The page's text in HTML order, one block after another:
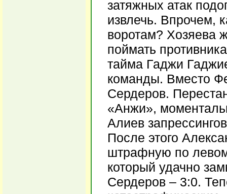
затяжных атак
извлечь. Впрочем,
воротам? Хозяева
поймать
тайма Гаджи
команды. Вместо
Сердеров.
«Анжи»,
Алиев
После этого
штрафную по
который удачно
Сердеров – 3:0.